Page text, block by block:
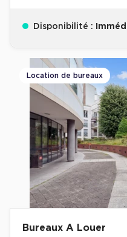
Disponibilité :
Location de bureaux
Bureaux A Louer